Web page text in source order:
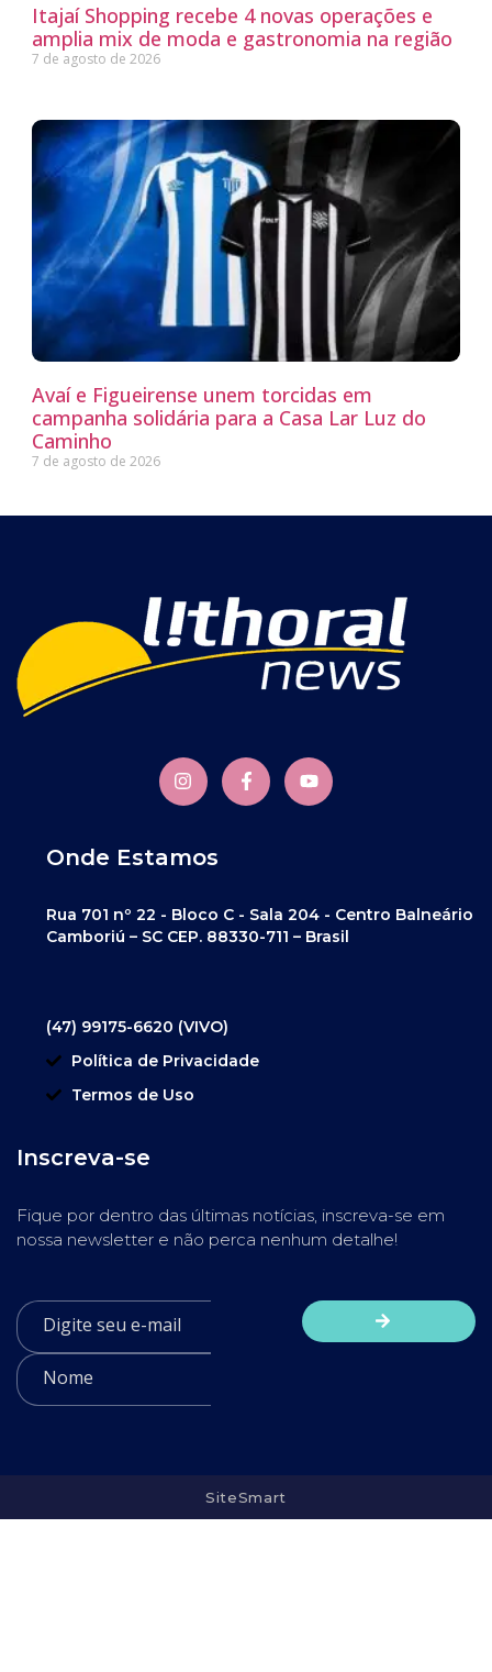
Itajaí Shopping recebe 4 novas operações e
amplia mix de moda e gastronomia na região
7 de agosto de 2026
Avaí e Figueirense unem torcidas em
campanha solidária para a Casa Lar Luz do
Caminho
7 de agosto de 2026
Onde Estamos
Rua 701 nº 22 - Bloco C - Sala 204 - Centro Balneário
Camboriú – SC CEP. 88330-711 – Brasil
(47) 99175-6620 (VIVO)
Política de Privacidade
Termos de Uso
Inscreva-se
Fique por dentro das últimas notícias, inscreva-se em
nossa newsletter e não perca nenhum detalhe!
SiteSmart